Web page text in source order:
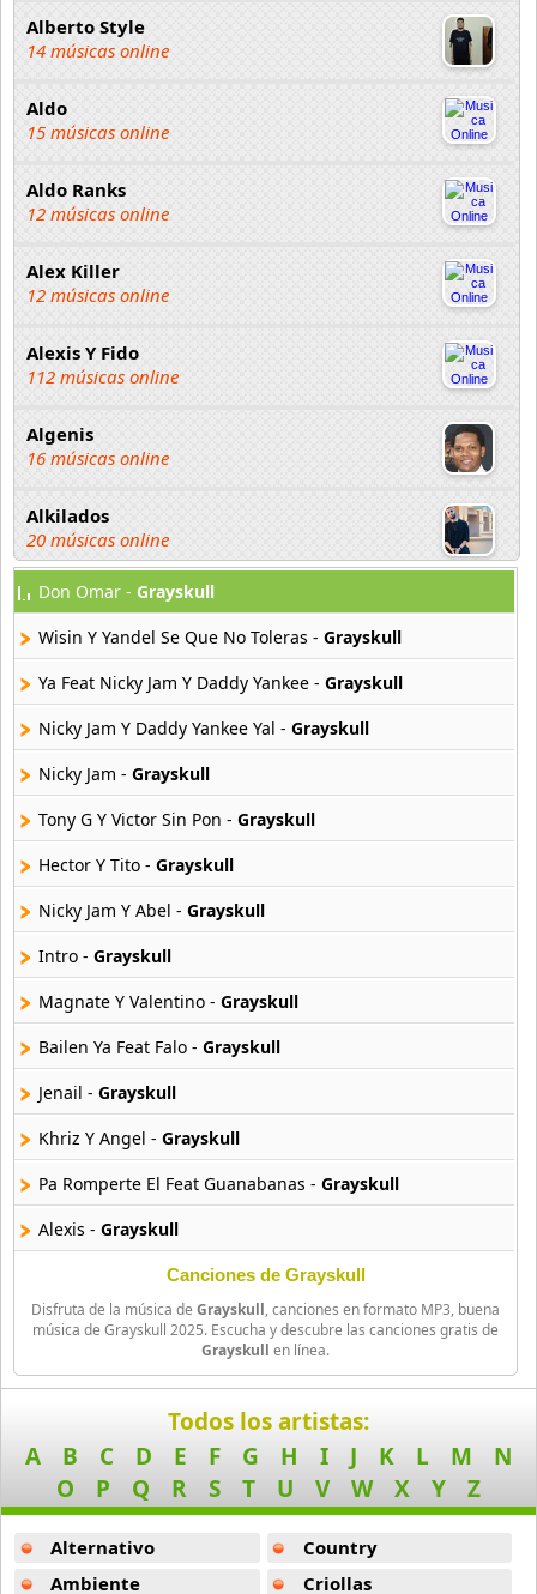
Alberto Style
14 músicas online
Aldo
15 músicas online
Aldo Ranks
12 músicas online
Alex Killer
12 músicas online
Alexis Y Fido
112 músicas online
Algenis
16 músicas online
Alkilados
20 músicas online
Andy Boy
42 músicas online
Angel Olmos
9 músicas online
20 músicas online
Anton La Voz De Oro
10 músicas online
Anuel Aa
257 músicas online
Arcangel
416 músicas online
Arcangel Y De La Ghetto
101 músicas online
Arthur
4 músicas online
Asesino
21 músicas online
Aspirante
Audio El Sonido Musikal
3 músicas online
Babilonia
Don Omar - Grayskull
Wisin Y Yandel Se Que No Toleras - Grayskull
Ya Feat Nicky Jam Y Daddy Yankee - Grayskull
Nicky Jam Y Daddy Yankee Yal - Grayskull
Nicky Jam - Grayskull
Tony G Y Victor Sin Pon - Grayskull
Hector Y Tito - Grayskull
Nicky Jam Y Abel - Grayskull
Intro - Grayskull
Magnate Y Valentino - Grayskull
Bailen Ya Feat Falo - Grayskull
Jenail - Grayskull
Khriz Y Angel - Grayskull
Pa Romperte El Feat Guanabanas - Grayskull
Alexis - Grayskull
Cain Y Abel Sueltame -Grayskull
Go In -Grayskull
Maico Y Manuel Chica Te Lo Ruego -
Grayskull
Sueltame Feat Cain Y Abel -
Grayskull
Abel -Grayskull
Guelo Y Blass -
Canciones de Grayskull
Disfruta de la música de Grayskull, canciones en formato MP3, buena
música de Grayskull 2025. Escucha y descubre las canciones gratis de
Grayskull en línea.
Todos los artistas:
A
B C D E F G H I J K L M
N
O
P Q R S T U V W X Y Z
Alternativo
Ambiente
Country
Criollas